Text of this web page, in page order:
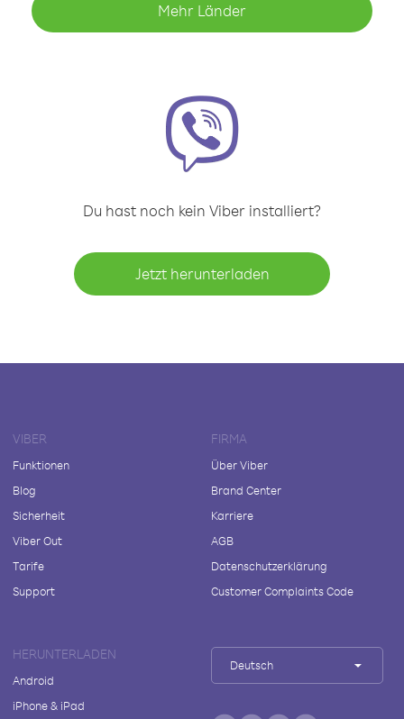
Mehr Länder
Du hast noch kein Viber installiert?
Jetzt herunterladen
VIBER
Funktionen
Blog
Sicherheit
Viber Out
Tarife
Support
FIRMA
Über Viber
Brand Center
Karriere
AGB
Datenschutzerklärung
Customer Complaints Code
HERUNTERLADEN
Android
iPhone & iPad
Deutsch